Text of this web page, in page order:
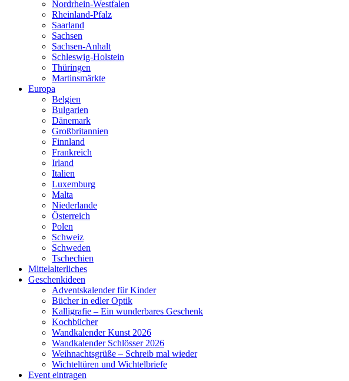
Nordrhein-Westfalen
Rheinland-Pfalz
Saarland
Sachsen
Sachsen-Anhalt
Schleswig-Holstein
Thüringen
Martinsmärkte
Europa
Belgien
Bulgarien
Dänemark
Großbritannien
Finnland
Frankreich
Irland
Italien
Luxemburg
Malta
Niederlande
Österreich
Polen
Schweiz
Schweden
Tschechien
Mittelalterliches
Geschenkideen
Adventskalender für Kinder
Bücher in edler Optik
Kalligrafie – Ein wunderbares Geschenk
Kochbücher
Wandkalender Kunst 2026
Wandkalender Schlösser 2026
Weihnachtsgrüße – Schreib mal wieder
Wichteltüren und Wichtelbriefe
Event eintragen